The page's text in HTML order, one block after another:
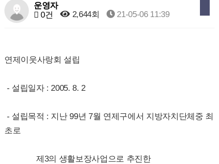
운영자
0건
2,644회 21-05-06 11:39
연제이웃사랑회 설립
- 설립일자 : 2005. 8. 2
- 설립목적 : 지난 99년 7월 연제구에서 지방자치단체중 최
초로
제3의 생활보장사업으로 추진한